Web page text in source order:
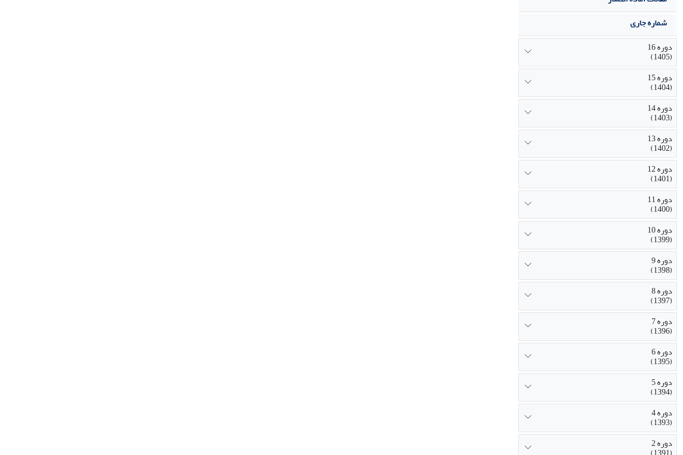
شماره جاری
دوره 16
(1405)
دوره 15
(1404)
دوره 14
(1403)
دوره 13
(1402)
دوره 12
(1401)
دوره 11
(1400)
دوره 10
(1399)
دوره 9
(1398)
دوره 8
(1397)
دوره 7
(1396)
دوره 6
(1395)
دوره 5
(1394)
دوره 4
(1393)
دوره 2